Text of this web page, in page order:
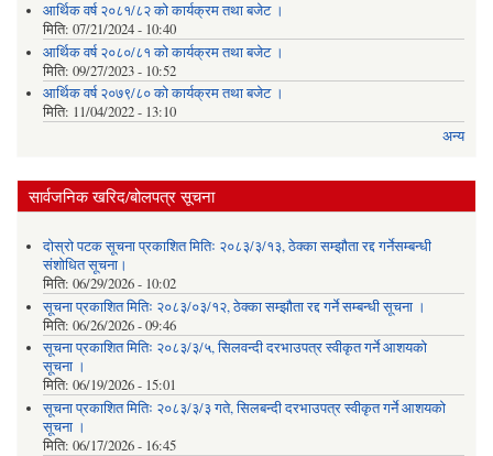
आर्थिक वर्ष २०८१/८२ को कार्यक्रम तथा बजेट ।
मिति: 07/21/2024 - 10:40
आर्थिक वर्ष २०८०/८१ को कार्यक्रम तथा बजेट ।
मिति: 09/27/2023 - 10:52
आर्थिक वर्ष २०७९/८० को कार्यक्रम तथा बजेट ।
मिति: 11/04/2022 - 13:10
अन्य
सार्वजनिक खरिद/बोलपत्र सूचना
दोस्रो पटक सूचना प्रकाशित मितिः २०८३/३/१३, ठेक्का सम्झौता रद्द गर्नेसम्बन्धी
संशोधित सूचना।
मिति: 06/29/2026 - 10:02
सूचना प्रकाशित मितिः २०८३/०३/१२, ठेक्का सम्झौता रद्द गर्ने सम्बन्धी सूचना ।
मिति: 06/26/2026 - 09:46
सूचना प्रकाशित मितिः २०८३/३/५, सिलवन्दी दरभाउपत्र स्वीकृत गर्ने आशयको
सूचना ।
मिति: 06/19/2026 - 15:01
सूचना प्रकाशित मितिः २०८३/३/३ गते, सिलबन्दी दरभाउपत्र स्वीकृत गर्ने आशयको
सूचना ।
मिति: 06/17/2026 - 16:45